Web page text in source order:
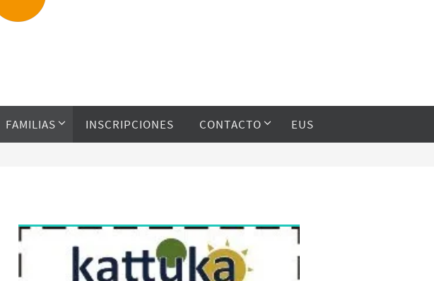
FAMILIAS INSCRIPCIONES CONTACTO EUS